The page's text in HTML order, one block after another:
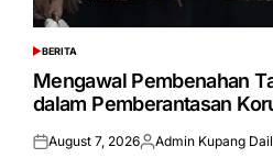
POSTED
IN
BERITA
Mengawal Pembenahan
dalam Pemberantasan
Posted
August 7, 2026Posted
Admin Kupang